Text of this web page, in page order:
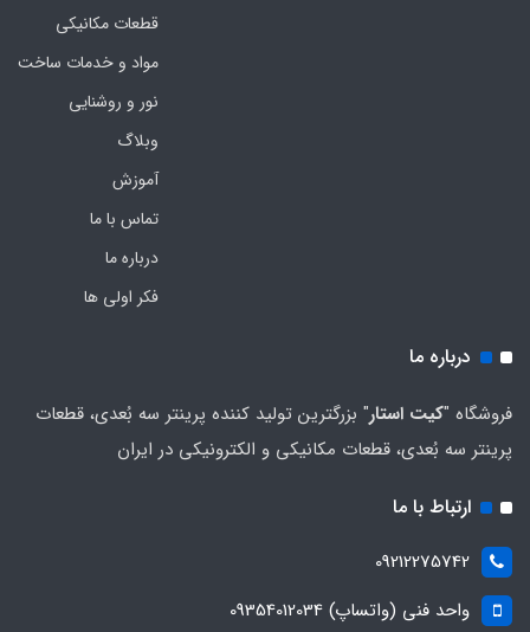
قطعات مکانیکی
مواد و خدمات ساخت
نور و روشنایی
وبلاگ
آموزش
تماس با ما
درباره ما
فکر اولی ها
درباره ما
فروشگاه "کیت استار" بزرگترین تولید کننده پرینتر سه بُعدی، قطعات
پرینتر سه بُعدی، قطعات مکانیکی و الکترونیکی در ایران
ارتباط با ما
09212275742
واحد فنی (واتساپ) 09354012034